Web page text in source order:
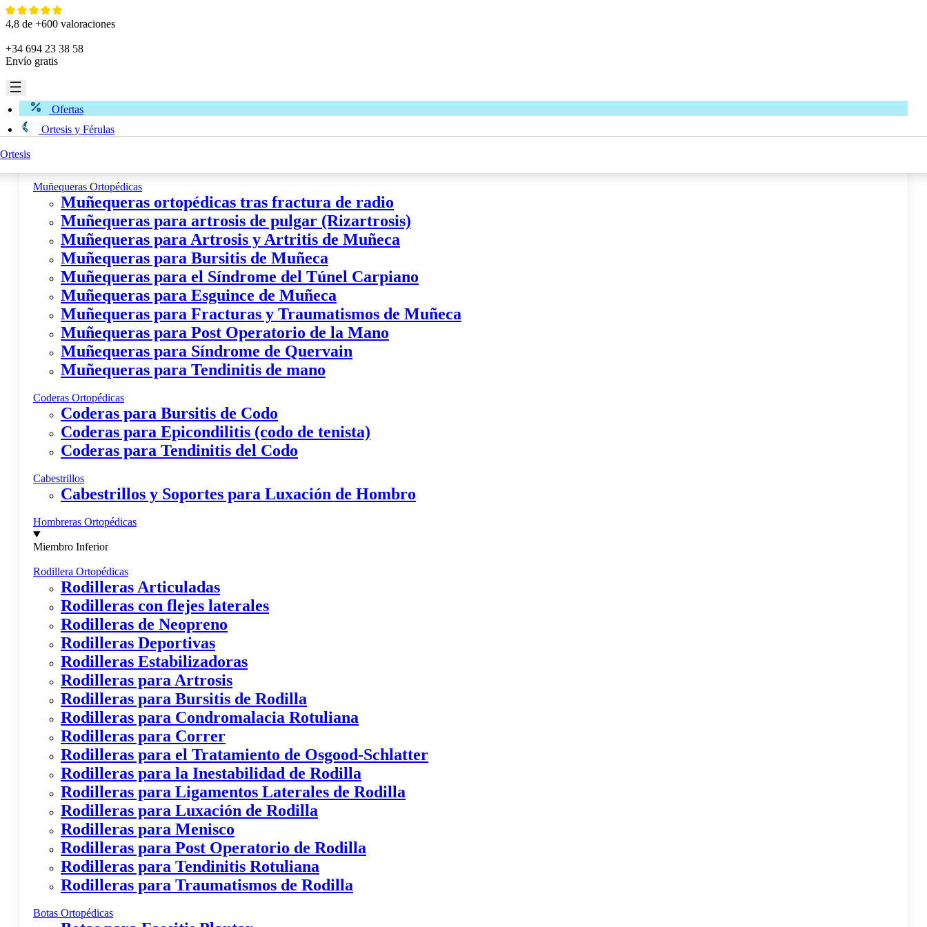
Ir
al
4,8 de +600 valoraciones
+34 694 23 38 58
Envío gratis
Ofertas
Ortesis y Férulas
Ortesis
Muñequeras Ortopédicas
Muñequeras ortopédicas tras fractura de radio
Muñequeras para artrosis de pulgar (Rizartrosis)
Muñequeras para Artrosis y Artritis de Muñeca
Muñequeras para Bursitis de Muñeca
Muñequeras para el Síndrome del Túnel Carpiano
Muñequeras para Esguince de Muñeca
Muñequeras para Fracturas y Traumatismos de Muñeca
Muñequeras para Post Operatorio de la Mano
Muñequeras para Síndrome de Quervain
Muñequeras para Tendinitis de mano
Coderas Ortopédicas
Coderas para Bursitis de Codo
Coderas para Epicondilitis (codo de tenista)
Coderas para Tendinitis del Codo
Cabestrillos
Cabestrillos y Soportes para Luxación de Hombro
Hombreras Ortopédicas
Miembro Inferior
Rodillera Ortopédicas
Rodilleras Articuladas
Rodilleras con flejes laterales
Rodilleras de Neopreno
Rodilleras Deportivas
Rodilleras Estabilizadoras
Rodilleras para Artrosis
Rodilleras para Bursitis de Rodilla
Rodilleras para Condromalacia Rotuliana
Rodilleras para Correr
Rodilleras para el Tratamiento de Osgood-Schlatter
Rodilleras para la Inestabilidad de Rodilla
Rodilleras para Ligamentos Laterales de Rodilla
Rodilleras para Luxación de Rodilla
Rodilleras para Menisco
Rodilleras para Post Operatorio de Rodilla
Rodilleras para Tendinitis Rotuliana
Rodilleras para Traumatismos de Rodilla
Botas Ortopédicas